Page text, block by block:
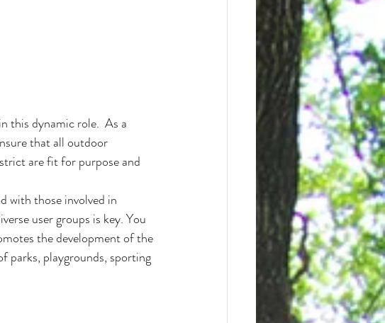
this dynamic role.  As a
that all outdoor
are fit for purpose and
with those involved in
user groups is key. You
the development of the
parks, playgrounds, sporting